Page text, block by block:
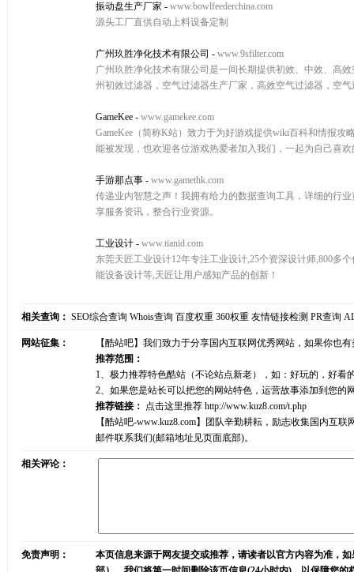
振动盘生产厂家 - www.bowlfeederchina.com
源头工厂直供自动上料设备定制
广州玖胜净化技术有限公司 - www.9sfilter.com
广州玖胜净化技术有限公司是一间长期提供初效、中效、高
州初效过滤器，空气过滤器生产厂家，高效空气过滤器，空气
GameKee - www.gamekee.com
GameKee（简称K站）致力于为好游戏提供wiki百科和情报
能被发现，也欢迎各位游戏热爱者加入我们，一起为自己喜
手游那点事 - www.gamethk.com
传递业内智慧之声！我拥有给力的数据查询工具，详细的行
享服务资讯，整合行业资源。
工业设计 - www.tianid.com
东莞天匠工业设计12年专注工业设计,25个资深设计师,800多
能设备设计等,天匠让用户感知产品的创新！
相关查询： SEO综合查询 Whois查询 百度权重 360权重 友情链接检测 PR查询
网站征集：
【酷站吧】我们致力于分享国内互联网优秀网站，如果你也
推荐范围：
1、极力推荐特色酷站（不论站点新老），如：好玩的，好
2、如果您是站长可以把您的网站特色，运营故事添加到您
推荐链接： 点击这里推荐 http://www.kuz8.com/t.php
【酷站吧-www.kuz8.com】团队辛勤耕耘，励志收集国内互
邮件联系我们(邮箱地址见页面底部)。
相关评论：
免责声明：
本页信息来源于网友提交或推荐，请读者以官方内容为准，